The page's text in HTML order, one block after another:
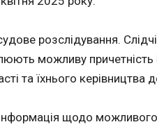
та мексиканського
подією вечірнього шоу
боксу, яке відбудеться 1
серпня на арені The Theater
at Virgin Hotels у Лас-Вегасі,
ЧИТАТЬ
MAVEN після понад 11
розслідування.
можливу
та їхнього керівництва
щодо можливого